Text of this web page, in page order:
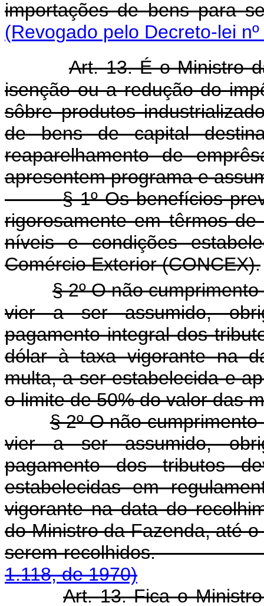
importações de bens para
(Revogado pelo Decreto-lei
Art. 13. É o Ministro
isenção ou a redução do
sôbre produtos
de bens de capital
reaparelhamento de
apresentem programa e
§ 1º Os benefícios
rigorosamente em têrmos
níveis e condições
Comércio Exterior (CONCEX).
§ 2º O não
vier a ser assumido,
pagamento integral dos
dólar à taxa vigorante na
multa, a ser estabelecida e
o limite de 50% do valor das
§ 2º O não
vier a ser assumido,
pagamento dos tributos
estabelecidas em
vigorante na data do
do Ministro da Fazenda, até
serem
1.118, de 1970)
Art. 13. Fica o